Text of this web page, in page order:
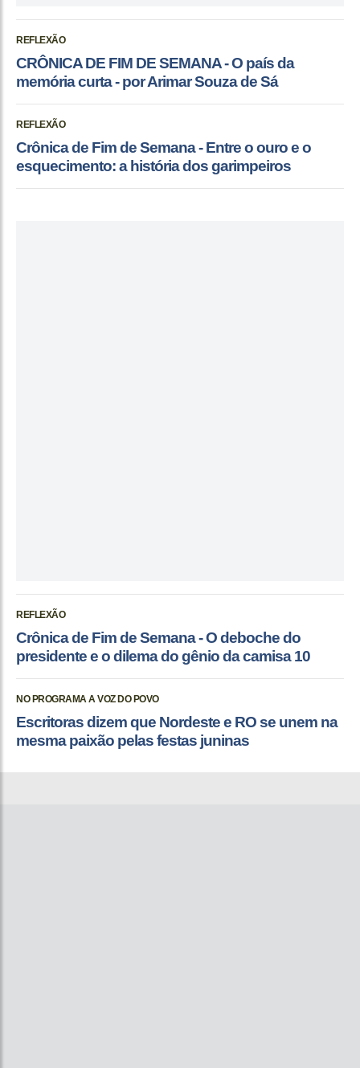
REFLEXÃO
CRÔNICA DE FIM DE SEMANA - O país da
memória curta - por Arimar Souza de Sá
REFLEXÃO
Crônica de Fim de Semana - Entre o ouro e o
esquecimento: a história dos garimpeiros
REFLEXÃO
Crônica de Fim de Semana - O deboche do
presidente e o dilema do gênio da camisa 10
NO PROGRAMA A VOZ DO POVO
Escritoras dizem que Nordeste e RO se unem na
mesma paixão pelas festas juninas